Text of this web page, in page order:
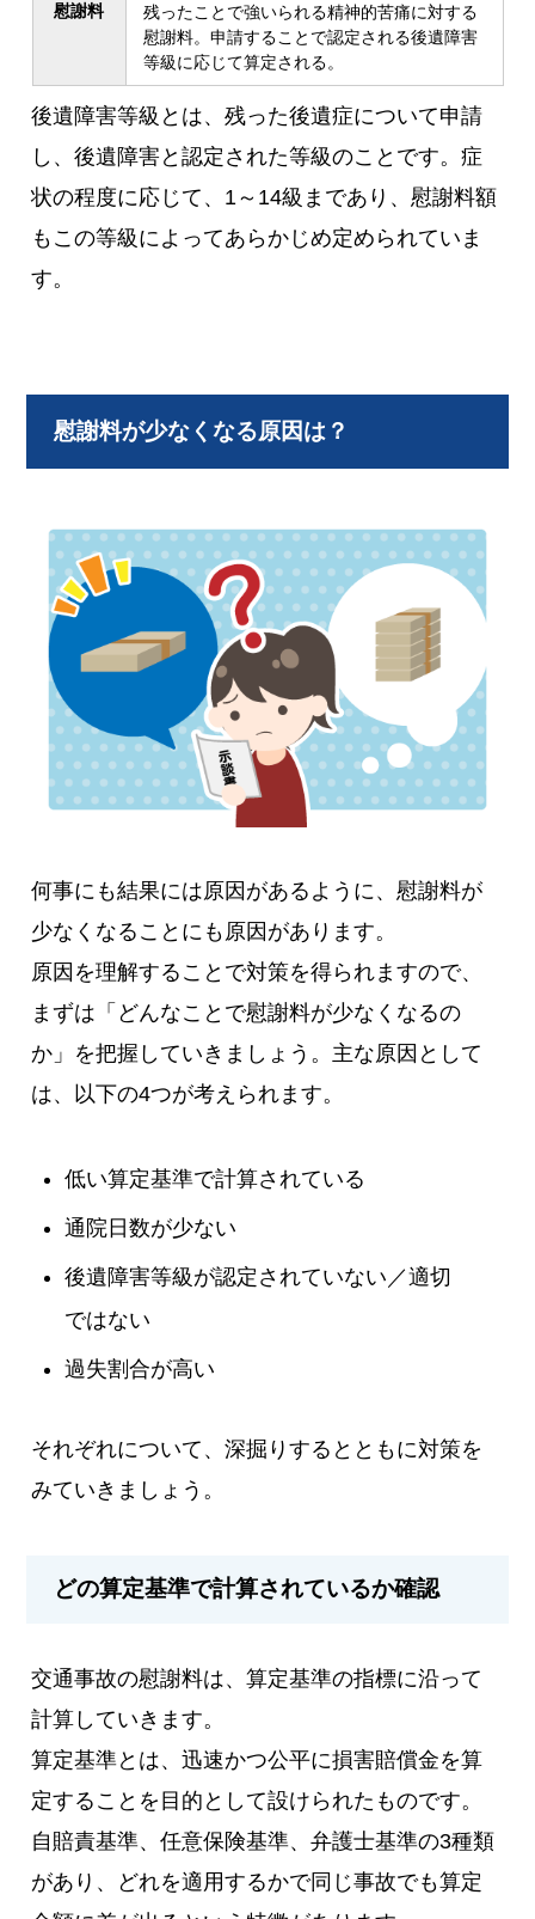
慰謝料
残ったことで強いられる精神的苦痛に対する
慰謝料。申請することで認定される後遺障害
等級に応じて算定される。
後遺障害等級とは、残った後遺症について申請
し、後遺障害と認定された等級のことです。症
状の程度に応じて、1～14級まであり、慰謝料額
もこの等級によってあらかじめ定められていま
す。
慰謝料が少なくなる原因は？
何事にも結果には原因があるように、慰謝料が
少なくなることにも原因があります。
原因を理解することで対策を得られますので、
まずは「どんなことで慰謝料が少なくなるの
か」を把握していきましょう。主な原因として
は、以下の4つが考えられます。
低い算定基準で計算されている
通院日数が少ない
後遺障害等級が認定されていない／適切
ではない
過失割合が高い
それぞれについて、深掘りするとともに対策を
みていきましょう。
どの算定基準で計算されているか確認
交通事故の慰謝料は、算定基準の指標に沿って
計算していきます。
算定基準とは、迅速かつ公平に損害賠償金を算
定することを目的として設けられたものです。
自賠責基準、任意保険基準、弁護士基準の3種類
があり、どれを適用するかで同じ事故でも算定